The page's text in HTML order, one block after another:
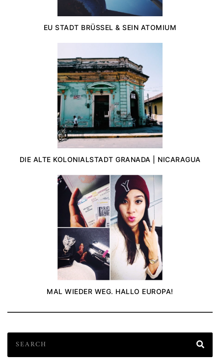
EU STADT BRÜSSEL & SEIN ATOMIUM
DIE ALTE KOLONIALSTADT GRANADA | NICARAGUA
MAL WIEDER WEG. HALLO EUROPA!